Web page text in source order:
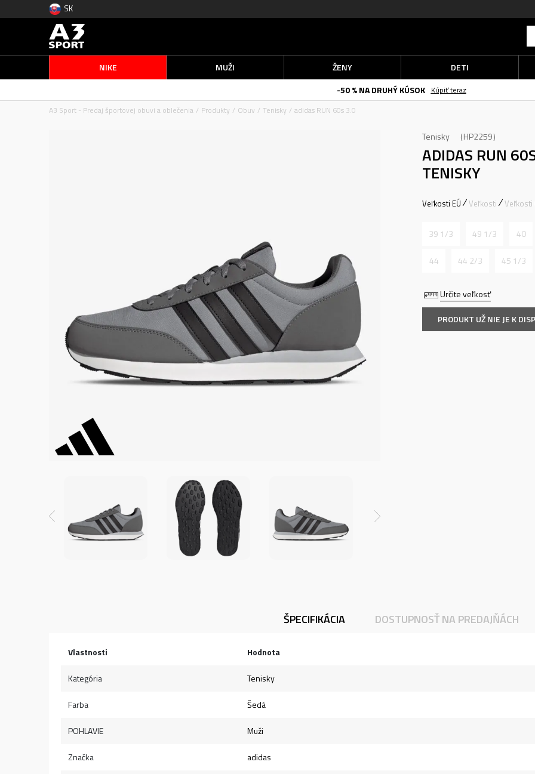
SK
NIKE MUŽI ŽENY DETI
-50 % NA DRUHÝ KÚSOK
Kúpiť teraz
A3 Sport - Predaj športovej obuvi a oblečenia
Produkty Obuv Tenisky adidas RUN 60s 3.0
Tenisky HP2259
ADIDAS RUN
TENISKY
Určite veľkosť
Veľkosti EÚ Veľkosti Veľkosti
39 1/3 49 1/3 40
44 44 2/3 45 1/3
PRODUKT UŽ NIE JE K
ŠPECIFIKÁCIA DOSTUPNOSŤ NA PREDAJŇÁCH
Vlastnosti Hodnota
Kategória Tenisky
Farba Šedá
POHLAVIE Muži
Značka adidas